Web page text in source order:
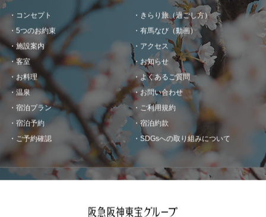
コンセプト
5つのお約束
施設案内
客室
お料理
温泉
きらり旅（過ごし方）
有馬なび（動画）
アクセス
お知らせ
宿泊プラン
宿泊予約
ご予約確認
よくあるご質問
お問い合わせ
ご利用規約
宿泊約款
SDGsへの取り組みについて